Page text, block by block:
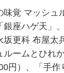
覚 マッシュ
銀座ハゲ天」
坂更科 布屋太
ルームとひれ
円）、「手作